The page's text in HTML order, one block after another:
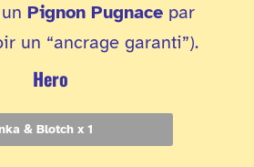
Pignon Pugnace par
un “ancrage garanti”).
Hero
& Blotch x 1